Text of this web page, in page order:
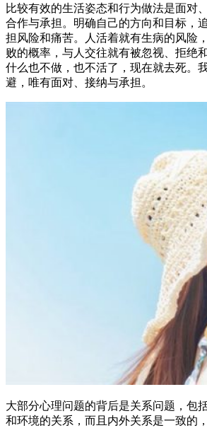
比较有效的生活姿态和行为做法是面对
合作与承担。明确自己的方向和目标，
担风险和痛苦。人活着就有生病的风险
败的概率，与人交往就有被忽视、拒绝
什么也不做，也不活了，现在就去死。
避，唯有面对、接纳与承担。
大部分心理问题的背后是关系问题，包
和环境的关系，而且内外关系是一致的